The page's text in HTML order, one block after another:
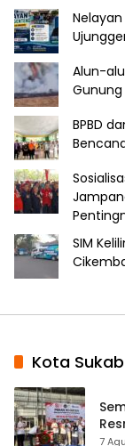
Alun-
BPBD
SIM
Kota
7